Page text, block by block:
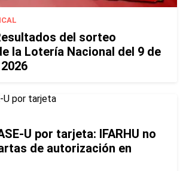
del sorteo
la Lotería Nacional del 9 de
U por tarjeta: IFARHU no
de autorización en